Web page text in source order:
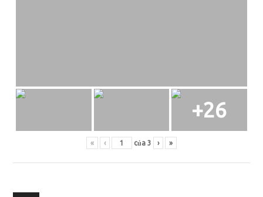
+26
« ‹ của 3 › »